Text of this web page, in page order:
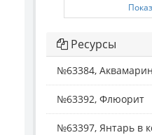
Ресурсы
№63384, Аквамарин
№63392, Флюорит
№63397, Янтарь в